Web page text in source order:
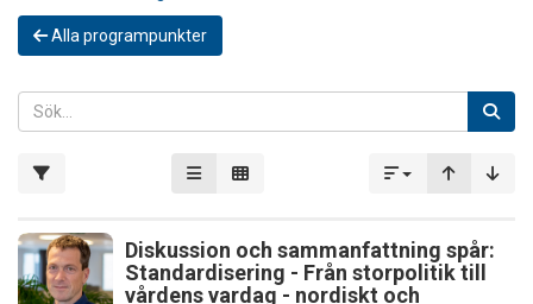
Alla programpunkter
Diskussion och sammanfattning spår:
Standardisering - Från storpolitik till
vårdens vardag - nordiskt och